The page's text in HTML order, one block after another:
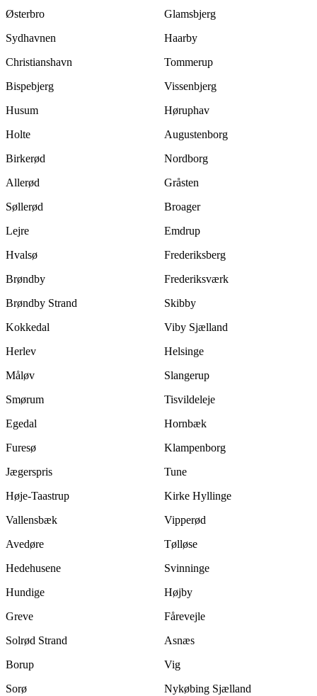
Østerbro
Sydhavnen
Christianshavn
Bispebjerg
Husum
Holte
Birkerød
Allerød
Søllerød
Lejre
Hvalsø
Brøndby
Brøndby Strand
Kokkedal
Herlev
Måløv
Smørum
Egedal
Furesø
Jægerspris
Høje-Taastrup
Vallensbæk
Avedøre
Hedehusene
Hundige
Greve
Solrød Strand
Borup
Sorø
Glamsbjerg
Haarby
Tommerup
Vissenbjerg
Høruphav
Augustenborg
Nordborg
Gråsten
Broager
Emdrup
Frederiksberg
Frederiksværk
Skibby
Viby Sjælland
Helsinge
Slangerup
Tisvildeleje
Hornbæk
Klampenborg
Tune
Kirke Hyllinge
Vipperød
Tølløse
Svinninge
Højby
Fårevejle
Asnæs
Vig
Nykøbing Sjælland